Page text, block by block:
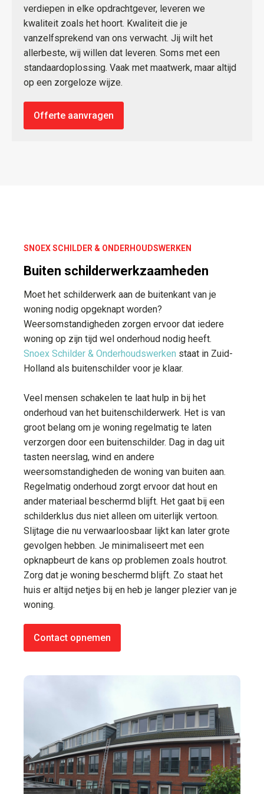
verdiepen in elke opdrachtgever, leveren we
kwaliteit zoals het hoort. Kwaliteit die je
vanzelfsprekend van ons verwacht. Jij wilt het
allerbeste, wij willen dat leveren. Soms met een
standaardoplossing. Vaak met maatwerk, maar altijd
op een zorgeloze wijze.
Offerte aanvragen
SNOEX SCHILDER & ONDERHOUDSWERKEN
Buiten schilderwerkzaamheden
Moet het schilderwerk aan de buitenkant van je
woning nodig opgeknapt worden?
Weersomstandigheden zorgen ervoor dat iedere
woning op zijn tijd wel onderhoud nodig heeft.
Snoex Schilder & Onderhoudswerken staat in Zuid-
Holland als buitenschilder voor je klaar.
Veel mensen schakelen te laat hulp in bij het
onderhoud van het buitenschilderwerk. Het is van
groot belang om je woning regelmatig te laten
verzorgen door een buitenschilder. Dag in dag uit
tasten neerslag, wind en andere
weersomstandigheden de woning van buiten aan.
Regelmatig onderhoud zorgt ervoor dat hout en
ander materiaal beschermd blijft. Het gaat bij een
schilderklus dus niet alleen om uiterlijk vertoon.
Slijtage die nu verwaarloosbaar lijkt kan later grote
gevolgen hebben. Je minimaliseert met een
opknapbeurt de kans op problemen zoals houtrot.
Zorg dat je woning beschermd blijft. Zo staat het
huis er altijd netjes bij en heb je langer plezier van je
woning.
Contact opnemen